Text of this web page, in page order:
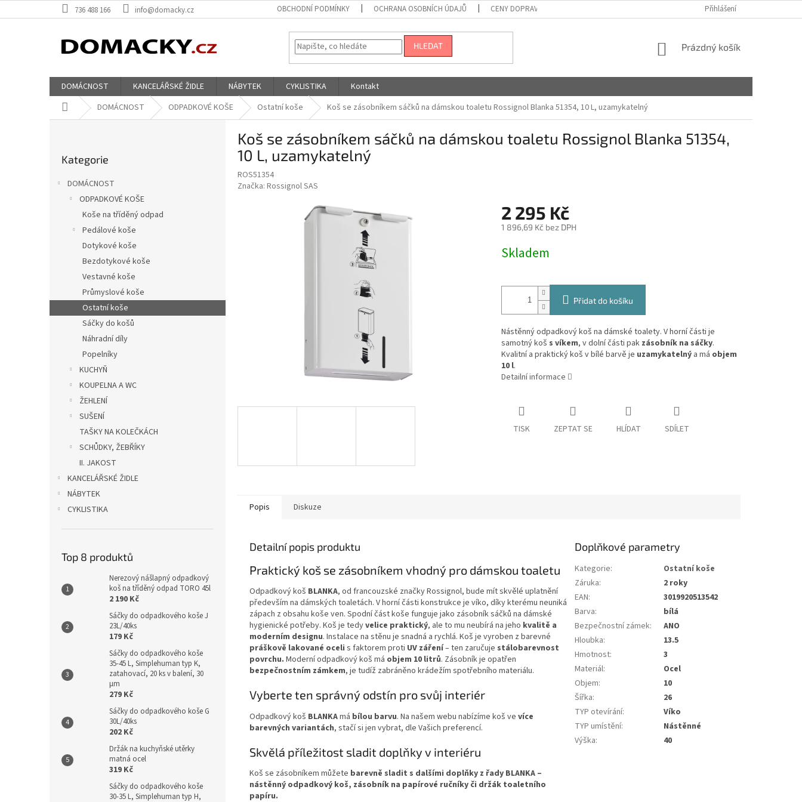
na
736 488 166 info@domacky.cz OBCHODNÍ PODMÍNKY OCHRANA OSOBNÍCH ÚDAJŮ CENY DOPRAVY Přihlášení
HLEDAT
NÁKUPNÍ
Prázdný košík
DOMÁCNOST KANCELÁŘSKÉ ŽIDLE NÁBYTEK CYKLISTIKA
Kontakt
Domů DOMÁCNOST ODPADKOVÉ KOŠE Ostatní koše Koš se zásobníkem sáčků na dámskou toaletu Rossignol Blanka 51354, 10 L, uzamykatelný
l
kategorie
Kategorie
DOMÁCNOST
ODPADKOVÉ KOŠE
Koše na tříděný odpad
Pedálové koše
Dotykové koše
Bezdotykové koše
Vestavné koše
Průmyslové koše
Ostatní koše
Sáčky do košů
Náhradní díly
Popelníky
KUCHYŇ
KOUPELNA A WC
ŽEHLENÍ
SUŠENÍ
TAŠKY NA KOLEČKÁCH
SCHŮDKY, ŽEBŘÍKY
II. JAKOST
KANCELÁŘSKÉ ŽIDLE
NÁBYTEK
CYKLISTIKA
Top 8 produktů
Nerezový nášlapný odpadkový
koš na tříděný odpad TORO 45l
2 190 Kč
Sáčky do odpadkového koše J
23L/40ks
179 Kč
Sáčky do odpadkového koše
35-45 L, Simplehuman typ K,
zatahovací, 20 ks v balení, 30
µm
279 Kč
Sáčky do odpadkového koše G
30L/40ks
202 Kč
Držák na kuchyňské utěrky
matná ocel
319 Kč
Sáčky do odpadkového koše
30-35 L, Simplehuman typ H,
Koš se zásobníkem sáčků na dámskou toaletu Rossignol Blanka 51354,
10 L, uzamykatelný
ROS51354
Značka: Rossignol SAS
2 295 Kč
1 896,69 Kč bez DPH
cena:
Skladem
Přidat do košíku
Nástěnný odpadkový koš na dámské toalety. V horní části je
samotný koš s víkem, v dolní části pak zásobník na sáčky.
Kvalitní a praktický koš v bílé barvě je uzamykatelný a má objem
10 l.
Detailní informace
TISK ZEPTAT SE HLÍDAT SDÍLET
Popis Diskuze
Detailní popis produktu
Praktický koš se zásobníkem vhodný pro dámskou toaletu
Odpadkový koš BLANKA, od francouzské značky Rossignol, bude mít skvělé uplatnění
především na dámských toaletách. V horní části konstrukce je víko, díky kterému neuniká
zápach z obsahu koše ven. Spodní část koše funguje jako zásobník sáčků na dámské
hygienické potřeby. Koš je tedyvelice praktický, ale to mu neubírá na jeho kvalitě a
moderním designu. Instalace na stěnu je snadná a rychlá. Koš je vyroben z barevné
práškově lakované oceli s faktorem proti UV záření– ten zaručuje stálobarevnost
povrchu. Moderní odpadkový koš má objem 10 litrů. Zásobník je opatřen
bezpečnostním zámkem, je tudíž zabráněno krádežím spotřebního materiálu.
Vyberte ten správný odstín pro svůj interiér
Odpadkový koš BLANKAmá bílou barvu. Na našem webu nabízíme koš ve více
barevných variantách, stačí si jen vybrat, dle Vašich preferencí.
Skvělá příležitost sladit doplňky v interiéru
Koš se zásobníkem můžete barevně sladit s dalšími doplňky z řady BLANKA –
nástěnný odpadkový koš, zásobník na papírové ručníky či držák toaletního
papíru.
Doplňkové parametry
Kategorie:
Ostatní koše
Záruka:
2 roky
EAN:
3019920513542
Barva:
bílá
Bezpečnostní zámek:
ANO
Hloubka:
13.5
Hmotnost:
3
Materiál:
Ocel
Objem:
10
Šířka:
26
TYP otevírání:
Víko
TYP umístění:
Nástěnné
Výška: 40